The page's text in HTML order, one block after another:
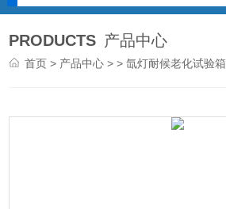
PRODUCTS 产品中心
首页 > 产品中心 > >氙灯耐候老化试验箱